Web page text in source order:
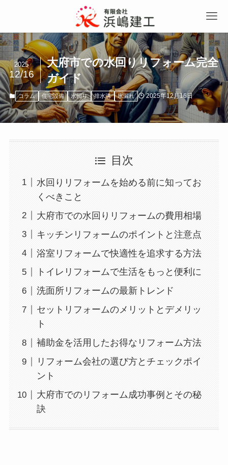
大府市での水回りリフォーム完全
ガイド
2025
12/16
コラム 住宅設備 水回り 排水溝 水漏れ 2025年12月16日
目次
水回りリフォームを始める前に知ってお
くべきこと
大府市での水回りリフォームの費用相場
キッチンリフォームのポイントと注意点
浴室リフォームで快適性を追求する方法
トイレリフォームで生活をもっと便利に
洗面所リフォームの最新トレンド
セットリフォームのメリットとデメリッ
ト
補助金を活用したお得なリフォーム方法
リフォーム会社の選び方とチェックポイ
ント
大府市でのリフォーム成功事例とその秘
訣